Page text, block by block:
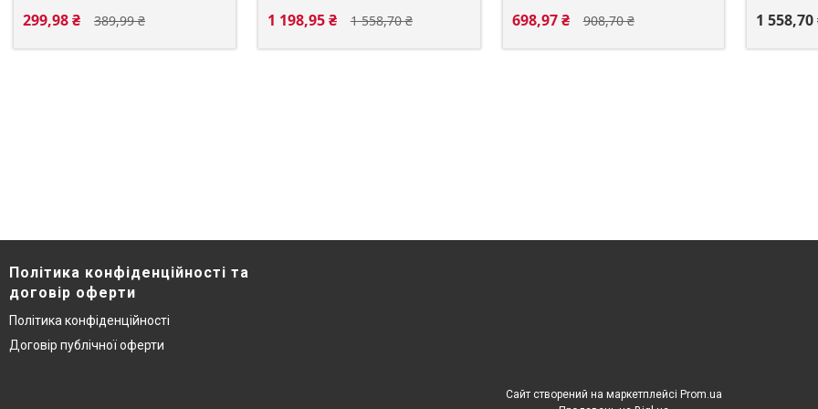
389,99 ₴
299,98 ₴ 1 558,70 ₴
1 198,95 ₴ 908,70 ₴
698,97 ₴ 1
Політика конфіденційності та
договір оферти
Політика конфіденційності
Договір публічної оферти
Сайт створений на маркетплейсі Prom.ua